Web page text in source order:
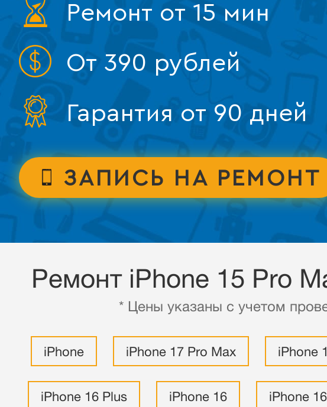
Ремонт от 15 мин
От 390 рублей
Гарантия от 90 дней
ЗАПИСЬ НА РЕМОНТ
Ремонт iPhone 15 Pro
* Цены указаны с учетом
iPhone iPhone 17 Pro Max iPhone
iPhone 16 Plus iPhone 16 iPhone